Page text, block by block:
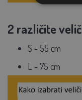
2 različite
S - 55 cm
L - 75 cm